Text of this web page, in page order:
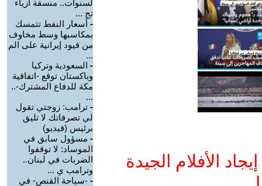
الأفلام الجيدة
لسنوات.. منسقة أزياء
تج ...
- أسعار النفط تتمسك
بمكاسبها وسط مخاوف
من قيود إيرانية على الم
...
- السعودية وتركيا
وباكستان توقع -اتفاقية
مكة للدفاع المشترك-..
...
- ترامب: زوجتي تقول
لي تصرفاتك لا تليق
برئيس (فيديو)
- مسؤول سابق في
الموساد: لا توقفوا
الضربات في لبنان..
وترامب ي ...
- -سياحة القنص- في